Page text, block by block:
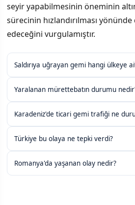
seyir yapabilmesinin öneminin
sürecinin hızlandırılması
edeceğini vurgulamıştır.
Saldırıya uğrayan gemi hangi ülkeye
Yaralanan mürettebatın durumu
Karadeniz'de ticari gemi trafiği ne
Türkiye bu olaya ne tepki verdi?
Romanya'da yaşanan olay nedir?